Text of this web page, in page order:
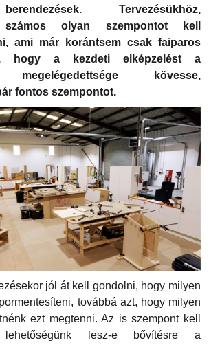
Tervezésükhöz,
számos olyan szempontot kell
ami már korántsem csak faiparos
hogy a kezdeti elképzelést a
megelégedettsége kövesse,
fontos szempontot.
jól át kell gondolni, hogy milyen
továbbá azt, hogy milyen
ezt megtenni. Az is szempont kell
lesz-e bővítésre a